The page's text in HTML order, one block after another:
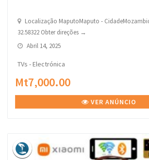
Localização MaputoMaputo -
32.58322 Obter direções →
Abril 14, 2025
TVs - Electrónica
Mt7,000.00
VER ANÚNCIO